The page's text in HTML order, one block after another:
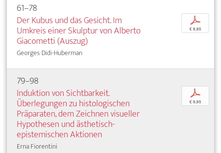
61–78
Der Kubus und das Gesicht. Im
Umkreis einer Skulptur von Alberto
Giacometti (Auszug)
Georges Didi-Huberman
p
€ 9,95
79–98
Induktion von Sichtbarkeit.
Überlegungen zu histologischen
Präparaten, dem Zeichnen visueller
Hypothesen und ästhetisch-
epistemischen Aktionen
Erna Fiorentini
p
€ 9,95